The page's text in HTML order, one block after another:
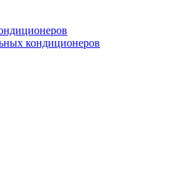
кондиционеров